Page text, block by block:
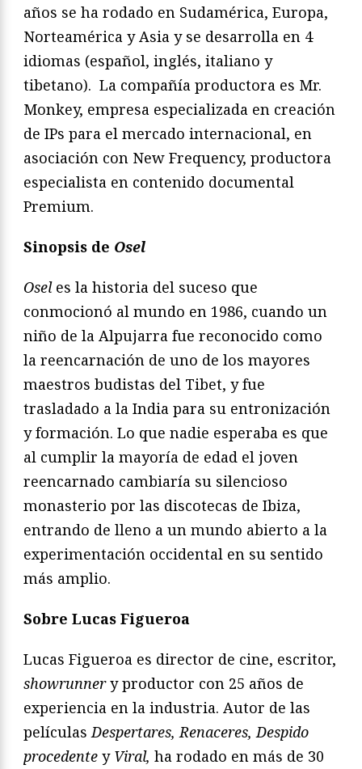
años se ha rodado en Sudamérica, Europa,
Norteamérica y Asia y se desarrolla en 4
idiomas (español, inglés, italiano y
tibetano). La compañía productora es Mr.
Monkey, empresa especializada en creación
de IPs para el mercado internacional, en
asociación con New Frequency, productora
especialista en contenido documental
Premium.
Sinopsis de Osel
Oseles la historia del suceso que
conmocionó al mundo en 1986, cuando un
niño de la Alpujarra fue reconocido como
la reencarnación de uno de los mayores
maestros budistas del Tibet, y fue
trasladado a la India para su entronización
y formación. Lo que nadie esperaba es que
al cumplir la mayoría de edad el joven
reencarnado cambiaría su silencioso
monasterio por las discotecas de Ibiza,
entrando de lleno a un mundo abierto a la
experimentación occidental en su sentido
más amplio.
Sobre Lucas Figueroa
Lucas Figueroa es director de cine, escritor,
showrunnery productor con 25 años de
experiencia en la industria. Autor de las
películas Despertares, Renaceres, Despido
procedente yViral, ha rodado en más de 30